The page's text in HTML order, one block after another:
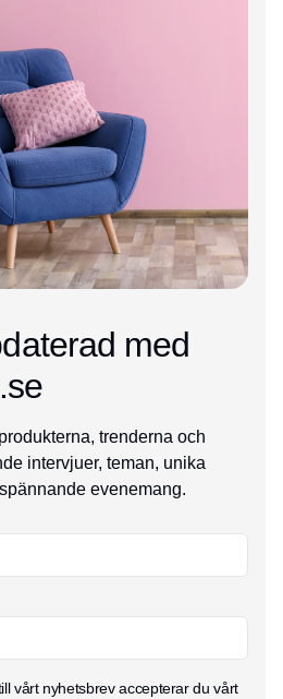
med
trenderna och
intervjuer, teman, unika
evenemang.
vårt nyhetsbrev accepterar du vårt